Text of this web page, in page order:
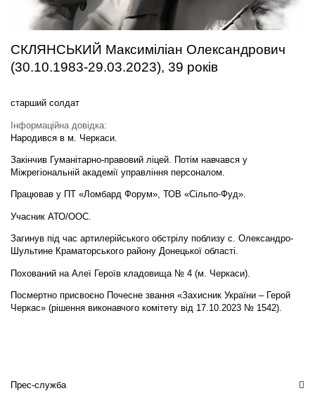
СКЛЯНСЬКИЙ Максиміліан Олександрович
(30.10.1983-29.03.2023), 39 років
старший солдат
Інформаційна довідка:
Народився в м. Черкаси.
Закінчив Гуманітарно-правовий ліцей. Потім навчався у
Міжрегіональній академії управління персоналом.
Працював у ПТ «Ломбард Форум», ТОВ «Сільпо-Фуд».
Учасник АТО/ООС.
Загинув під час артилерійського обстрілу поблизу с. Олександро-
Шультине Краматорського району Донецької області.
Похований на Алеї Героїв кладовища № 4 (м. Черкаси).
Посмертно присвоєно Почесне звання «Захисник України – Герой
Черкас» (рішення виконавчого комітету від 17.10.2023 № 1542).
Прес-служба